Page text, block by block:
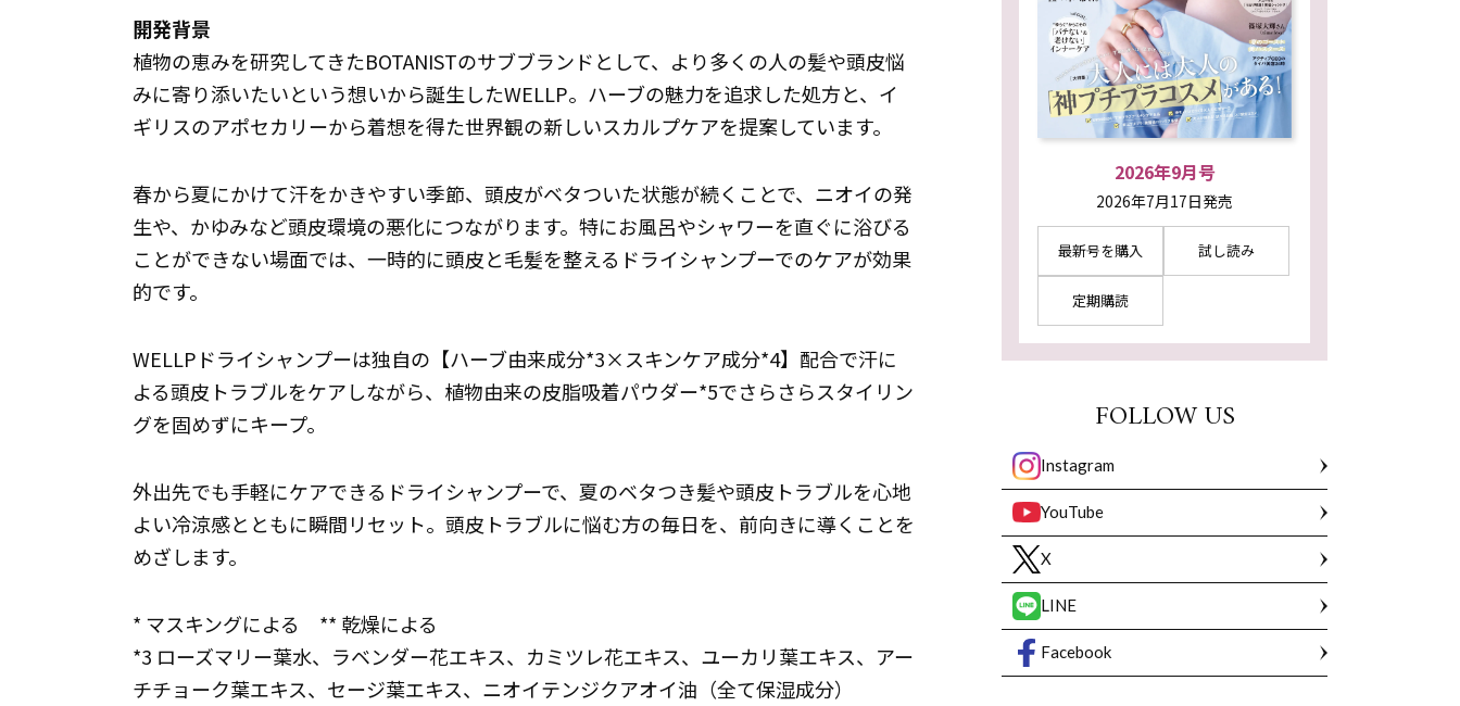
開発背景
植物の恵みを研究してきたBOTANISTのサブブランドとして、より多くの人の髪や頭皮悩
みに寄り添いたいという想いから誕生したWELLP。ハーブの魅力を追求した処方と、イ
ギリスのアポセカリーから着想を得た世界観の新しいスカルプケアを提案しています。
春から夏にかけて汗をかきやすい季節、頭皮がベタついた状態が続くことで、ニオイの発
生や、かゆみなど頭皮環境の悪化につながります。特にお風呂やシャワーを直ぐに浴びる
ことができない場面では、一時的に頭皮と毛髪を整えるドライシャンプーでのケアが効果
的です。
WELLPドライシャンプーは独自の【ハーブ由来成分*3×スキンケア成分*4】配合で汗に
よる頭皮トラブルをケアしながら、植物由来の皮脂吸着パウダー*5でさらさらスタイリン
グを固めずにキープ。
外出先でも手軽にケアできるドライシャンプーで、夏のベタつき髪や頭皮トラブルを心地
よい冷涼感とともに瞬間リセット。頭皮トラブルに悩む方の毎日を、前向きに導くことを
めざします。
* マスキングによる ** 乾燥による
*3 ローズマリー葉水、ラベンダー花エキス、カミツレ花エキス、ユーカリ葉エキス、アー
チチョーク葉エキス、セージ葉エキス、ニオイテンジクアオイ油（全て保湿成分）
2026年9月号
2026年7月17日発売
最新号を購入 試し読み
定期購読
FOLLOW US
Instagram
YouTube
X
LINE
Facebook